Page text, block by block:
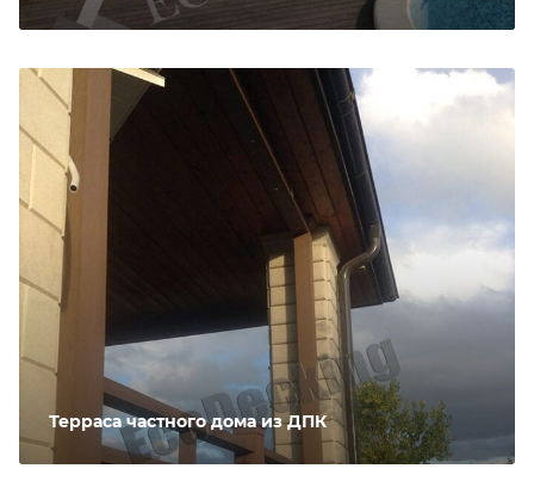
Терраса частного дома из ДПК